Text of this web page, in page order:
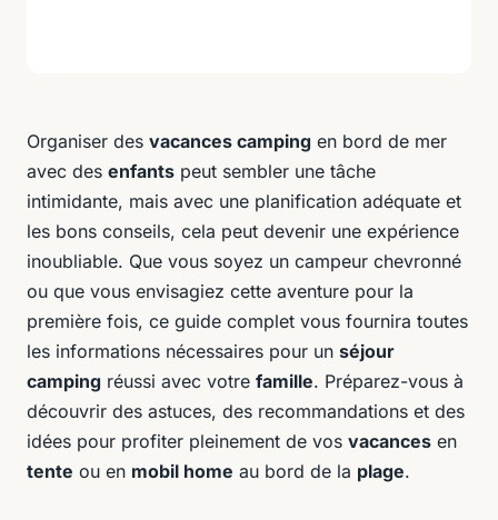
Organiser des vacances camping en bord de mer
avec des enfants peut sembler une tâche
intimidante, mais avec une planification adéquate et
les bons conseils, cela peut devenir une expérience
inoubliable. Que vous soyez un campeur chevronné
ou que vous envisagiez cette aventure pour la
première fois, ce guide complet vous fournira toutes
les informations nécessaires pour un séjour
camping réussi avec votre famille. Préparez-vous à
découvrir des astuces, des recommandations et des
idées pour profiter pleinement de vos vacances en
tente ou en mobil home au bord de la plage.